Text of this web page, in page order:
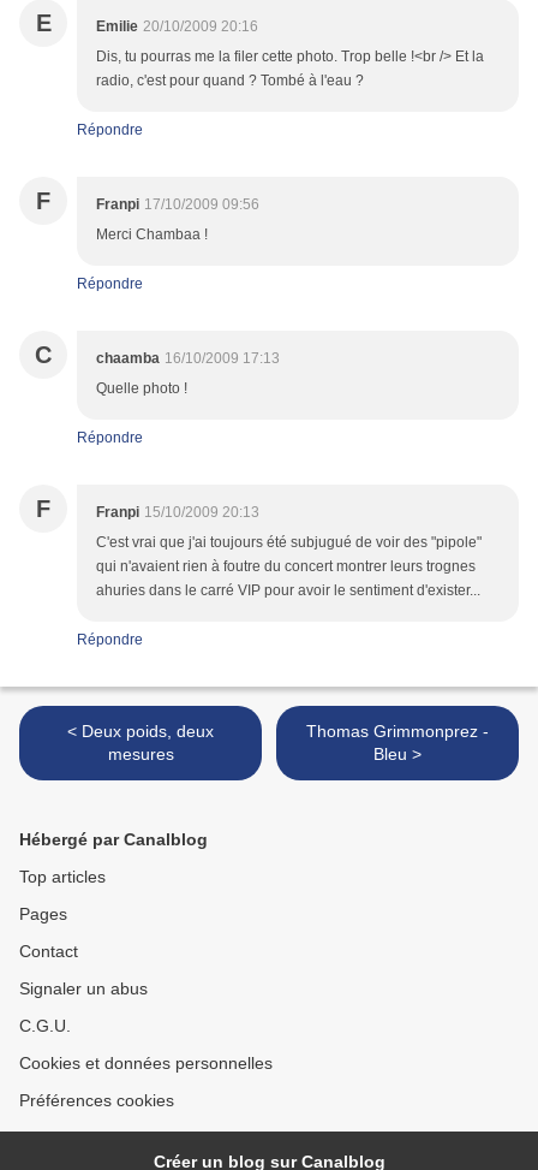
E Emilie 20/10/2009 20:16
Dis, tu pourras me la filer cette photo. Trop belle !<br /> Et la
radio, c'est pour quand ? Tombé à l'eau ?
Répondre
F Franpi 17/10/2009 09:56
Merci Chambaa !
Répondre
C chaamba 16/10/2009 17:13
Quelle photo !
Répondre
F Franpi 15/10/2009 20:13
C'est vrai que j'ai toujours été subjugué de voir des "pipole"
qui n'avaient rien à foutre du concert montrer leurs trognes
ahuries dans le carré VIP pour avoir le sentiment d'exister...
Répondre
< Deux poids, deux
mesures
Thomas Grimmonprez -
Bleu >
Hébergé par Canalblog
Top articles
Pages
Contact
Signaler un abus
C.G.U.
Cookies et données personnelles
Préférences cookies
Créer un blog sur Canalblog